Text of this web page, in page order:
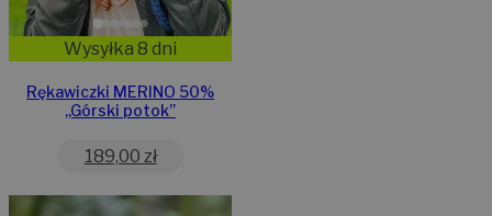
Wysyłka 8 dni
Rękawiczki MERINO 50%
,,Górski potok”
189,00 zł